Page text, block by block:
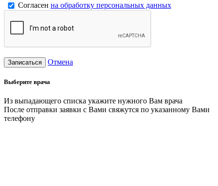
Согласен на обработку персональных данных
Записаться Отмена
Выберите врача
Из выпадающего списка укажите нужного Вам врача
После отправки заявки с Вами свяжутся по указанному Вами
телефону